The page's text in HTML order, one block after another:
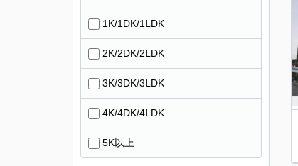
1K/1DK/1LDK
2K/2DK/2LDK
3K/3DK/3LDK
4K/4DK/4LDK
5K以上